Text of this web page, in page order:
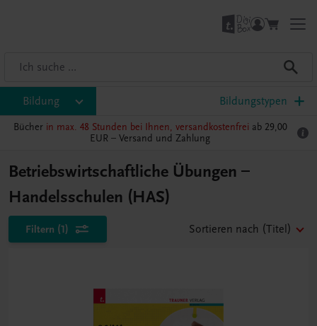
Bildung Bildungstypen
Bücher in max. 48 Stunden bei Ihnen, versandkostenfrei ab 29,00
EUR – Versand und Zahlung
Betriebswirtschaftliche Übungen –
Handelsschulen (HAS)
Filtern (1) Sortieren nach (Titel)